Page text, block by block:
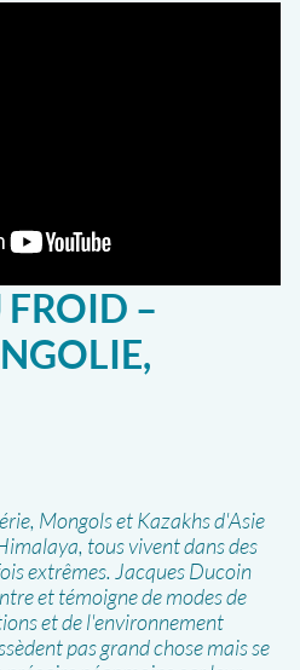
FROID –
Mongols et Kazakhs d'Asie
tous vivent dans des
extrêmes. Jacques Ducoin
et témoigne de modes de
et de l'environnement
pas grand chose mais se